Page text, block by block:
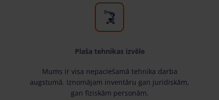
Plaša tehnikas izvēle
Mums ir visa nepaciešamā tehnika darba
augstumā. Iznomājam inventāru gan juridiskām,
gan fiziskām personām.